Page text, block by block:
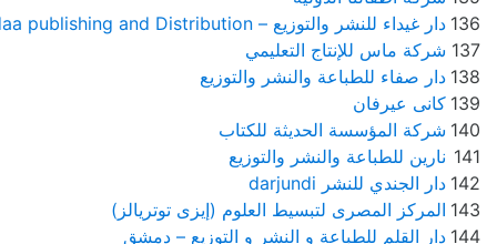
136 دار غيداء للنشر والتوزيع – darghidaa publishing and Distribution
137 شركة ماس للإنتاج التعليمي
138 دار صفاء للطباعة والنشر والتوزيع
139 كانى عيرفان
140 شركة المؤسسة الحديثة للكتاب
141 نارين للطباعة والنشر والتوزيع
142 دار الجندي للنشر darjundi
143 المركز المصرى لتبسيط العلوم (إيزى توتريالز)
144 دار القلم للطباعة و النشر و التوزيع – دمشق